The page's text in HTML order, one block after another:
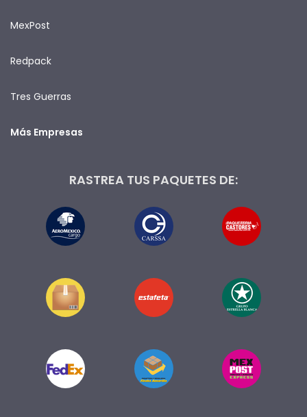
MexPost
Redpack
Tres Guerras
Más Empresas
RASTREA TUS PAQUETES DE: